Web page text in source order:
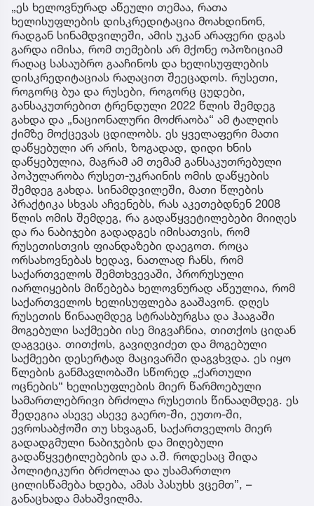
„ეს ხელოვნურად აწეული თემაა, რათა
ხელისუფლების დისკრედიტაცია მოახდინონ,
რადგან სინამდვილეში, ამის უკან არაფერი დგას
გარდა იმისა, რომ თემების არ მქონე ოპოზიციამ
რაღაც სასაუბრო გააჩინოს და ხელისუფლების
დისკრედიტაციას რაღაცით შეეცადოს. რუსეთი,
როგორც ბუა და რუსები, როგორც ცუდები,
განსაკუთრებით ტრენდული 2022 წლის შემდეგ
გახდა და „ნაციონალური მოძრაობა“ ამ ტალღის
ქიმზე მოქცევას ცდილობს. ეს ყველაფერი მათი
დაწყებული არ არის, ზოგადად, დიდი ხნის
დაწყებულია, მაგრამ ამ თემამ განსაკუთრებული
პოპულარობა რუსეთ-უკრაინის ომის დაწყების
შემდეგ გახდა. სინამდვილეში, მათი წლების
პრაქტიკა სხვას აჩვენებს, რას აკეთებდნენ 2008
წლის ომის შემდეგ, რა გადაწყვეტილებები მიიღეს
და რა ნაბიჯები გადადგეს იმისათვის, რომ
რუსეთისთვის ფიანდაზები დაეგოთ. როცა
ორსახოვნებას ხედავ, ნათლად ჩანს, რომ
საქართველოს შემთხვევაში, პრორუსული
იარლიყების მიწებება ხელოვნურად აწეულია, რომ
საქართველოს ხელისუფლება გააშავონ. დღეს
რუსეთის წინააღმდეგ სტრასბურგსა და ჰააგაში
მოგებული საქმეები ისე მიგვაჩნია, თითქოს ციდან
დაგვეცა. თითქოს, გავიღვიძეთ და მოგებული
საქმეები დესერტად მაცივარში დაგვხვდა. ეს იყო
წლების განმავლობაში სწორედ „ქართული
ოცნების“ ხელისუფლების მიერ წარმოებული
სამართლებრივი ბრძოლა რუსეთის წინააღმდეგ. ეს
შედეგია ასევე ასევე გაერო-ში, ეუთო-ში,
ევროსაბჭოში თუ სხვაგან, საქართველოს მიერ
გადადგმული ნაბიჯების და მიღებული
გადაწყვეტილებების და ა.შ. როდესაც შიდა
პოლიტიკური ბრძოლაა და უსამართლო
ცილისწამება ხდება, ამას პასუხს ვცემთ”, –
განაცხადა მახაშვილმა.